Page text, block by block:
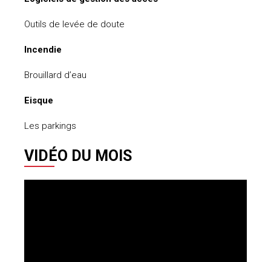
Outils de levée de doute
Incendie
Brouillard d’eau
Eisque
Les parkings
VIDÉO DU MOIS